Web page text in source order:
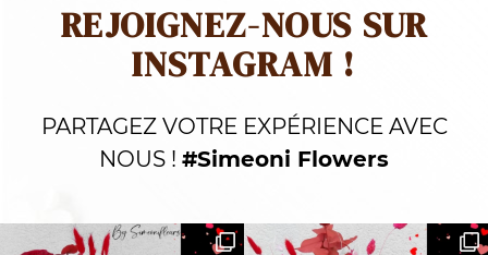
REJOIGNEZ-NOUS SUR
INSTAGRAM !
PARTAGEZ VOTRE EXPÉRIENCE AVEC
NOUS ! #Simeoni Flowers